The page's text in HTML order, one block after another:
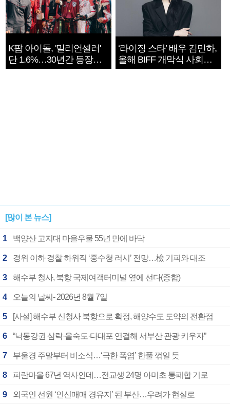
K팝 아이돌, '밀리언셀러'
단 1.6%…30년간 등장
1182개팀 전수조사
‘라이징 스타’ 배우 김민하,
올해 BIFF 개막식 사회자
확정
[많이 본 뉴스]
1 백양산 고지대 마을우물 55년 만에 바닥
2 경위 이하 경찰 하위직 ‘중수청 러시’ 전망…檢 기피와 대조
3 해수부 청사, 북항 국제여객터미널 옆에 선다(종합)
4 오늘의 날씨- 2026년 8월 7일
5 [사설] 해수부 신청사 북항으로 확정, 해양수도 도약의 전환점
6 “낙동강권 삼락·을숙도·다대포 연결해 서부산 관광 키우자”
7 부울경 주말부터 비소식…‘극한 폭염’ 한풀 꺾일 듯
8 피란마을 67년 역사인데…전교생 24명 아미초 통폐합 기로
9 외국인 선원 ‘인신매매 경유지’ 된 부산…우려가 현실로